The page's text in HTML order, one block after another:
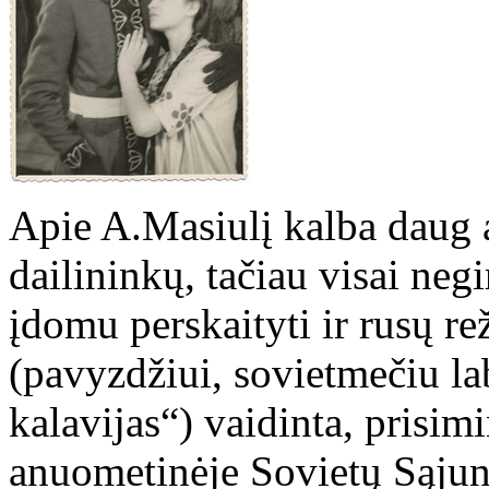
Apie A.Masiulį kalba
dailininkų, tačiau visai
įdomu perskaityti ir rusų
(pavyzdžiui, sovietmečiu
kalavijas“) vaidinta,
anuometinėje Sovietų